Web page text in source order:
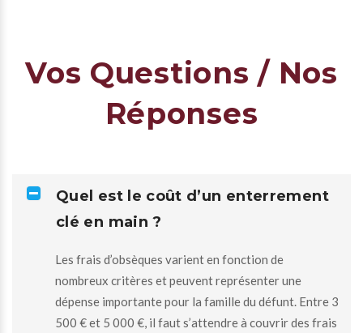
Vos Questions / Nos
Réponses
Quel est le coût d’un enterrement
clé en main ?
Les frais d’obsèques varient en fonction de
nombreux critères et peuvent représenter une
dépense importante pour la famille du défunt. Entre 3
500 € et 5 000 €, il faut s’attendre à couvrir des frais